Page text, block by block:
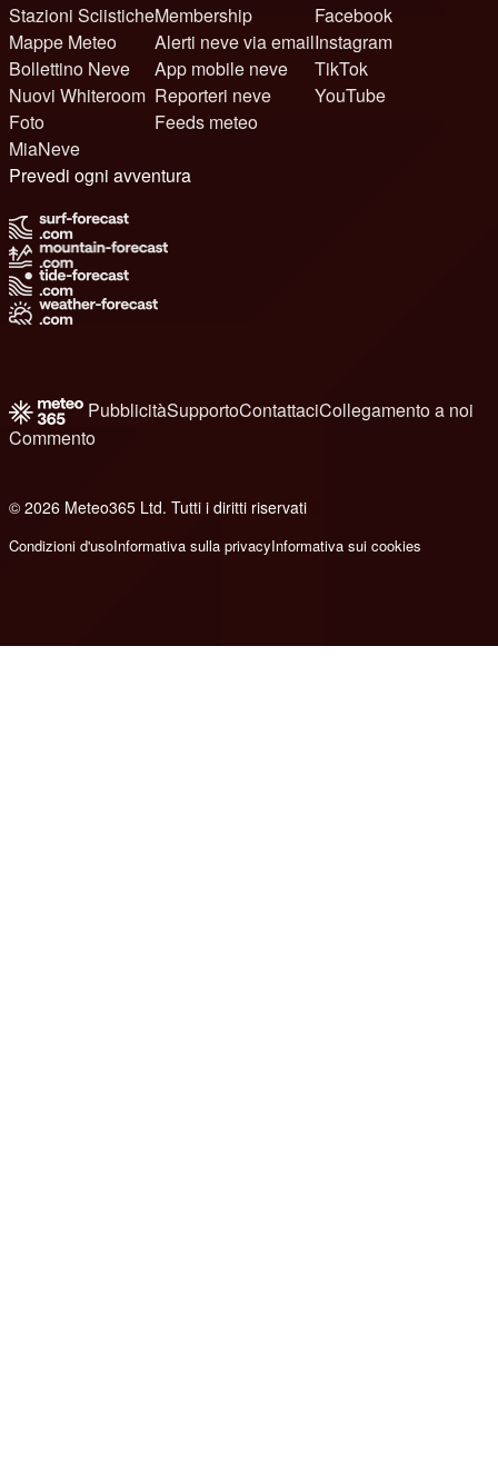
Stazioni Sciistiche
Mappe Meteo
Bollettino Neve
Nuovi Whiteroom
Foto
MiaNeve
Membership
Alerti neve via email
App mobile neve
Reporteri neve
Feeds meteo
Facebook
Instagram
TikTok
YouTube
Prevedi ogni avventura
PubblicitàSupportoContattaciCollegamento a noi
Commento
© 2026 Meteo365 Ltd. Tutti i diritti riservati
Condizioni d'usoInformativa sulla privacyInformativa sui cookies